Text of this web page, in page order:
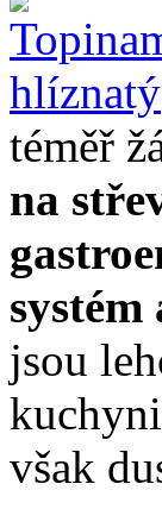
téměř
na
jsou
však